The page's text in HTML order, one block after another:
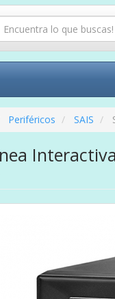
Periféricos SAIS